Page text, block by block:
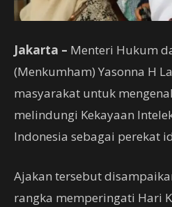
Jakarta – Menteri Hukum
(Menkumham) Yasonna H
masyarakat untuk
melindungi Kekayaan
Indonesia sebagai perekat
Ajakan tersebut
rangka memperingati Hari